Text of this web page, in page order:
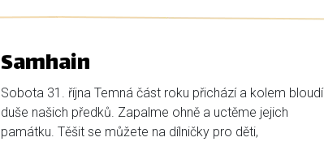
Samhain
Sobota 31. října Temná část roku přichází a kolem bloudí
duše našich předků. Zapalme ohně a uctěme jejich
památku. Těšit se můžete na dílničky pro děti,